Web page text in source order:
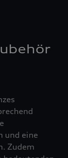
und eine
Zudem